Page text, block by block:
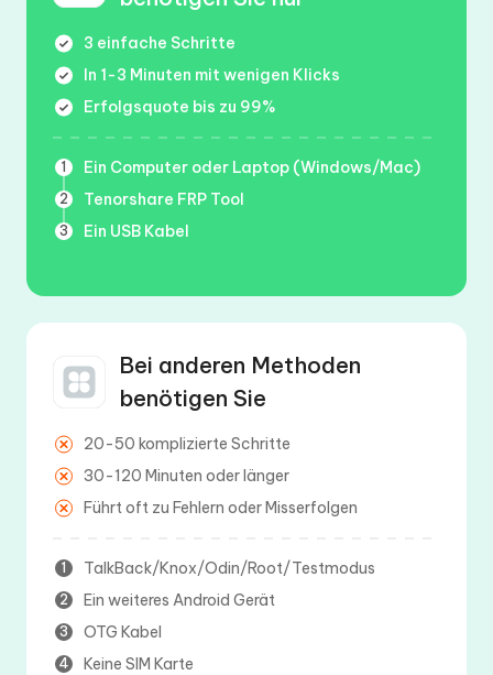
3 einfache Schritte
In 1-3 Minuten mit wenigen Klicks
Erfolgsquote bis zu 99%
1 Ein Computer oder Laptop (Windows/Mac)
2 Tenorshare FRP Tool
3 Ein USB Kabel
Bei anderen Methoden
benötigen Sie
20-50 komplizierte Schritte
30-120 Minuten oder länger
Führt oft zu Fehlern oder Misserfolgen
1 TalkBack/Knox/Odin/Root/Testmodus
2 Ein weiteres Android Gerät
3 OTG Kabel
4 Keine SIM Karte